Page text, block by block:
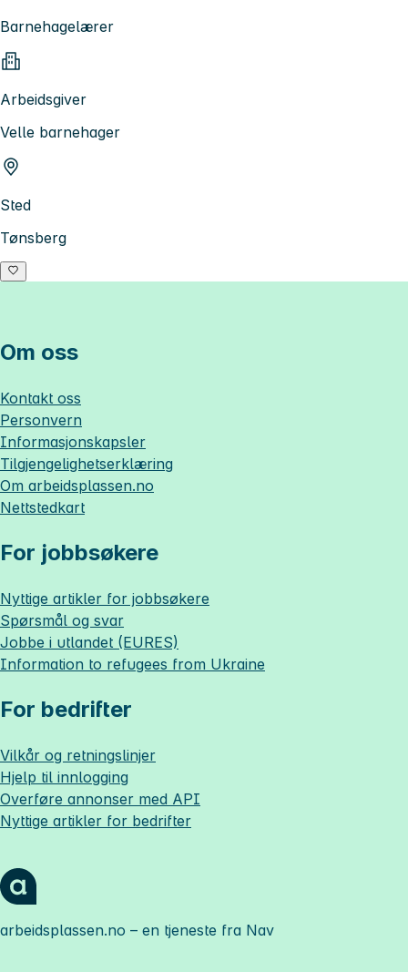
Barnehagelærer
Arbeidsgiver
Velle barnehager
Sted
Tønsberg
Om oss
Kontakt oss
Personvern
Informasjonskapsler
Tilgjengelighetserklæring
Om arbeidsplassen.no
Nettstedkart
For jobbsøkere
Nyttige artikler for jobbsøkere
Spørsmål og svar
Jobbe i utlandet (EURES)
Information to refugees from Ukraine
For bedrifter
Vilkår og retningslinjer
Hjelp til innlogging
Overføre annonser med API
Nyttige artikler for bedrifter
arbeidsplassen.no – en tjeneste fra Nav